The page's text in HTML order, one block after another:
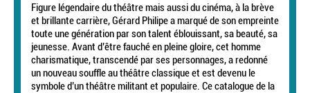
Figure légendaire du théâtre mais aussi du cinéma, à la brève
et brillante carrière, Gérard Philipe a marqué de son empreinte
toute une génération par son talent éblouissant, sa beauté, sa
jeunesse. Avant d’être fauché en pleine gloire, cet homme
charismatique, transcendé par ses personnages, a redonné
un nouveau souffle au théâtre classique et est devenu le
symbole d’un théâtre militant et populaire. Ce catalogue de la